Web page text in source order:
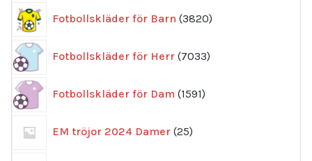
Fotbollskläder för Barn 3820
produkter
Fotbollskläder för Herr 7033
produkter
Fotbollskläder för Dam 1591
produkter
EM tröjor 2024 Damer 25
produkter